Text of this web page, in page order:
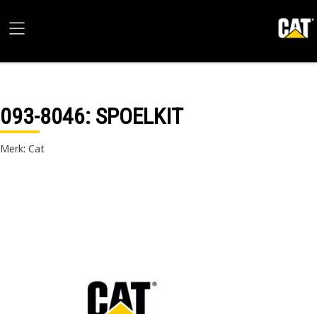
093-8046: SPOELKIT
Merk: Cat